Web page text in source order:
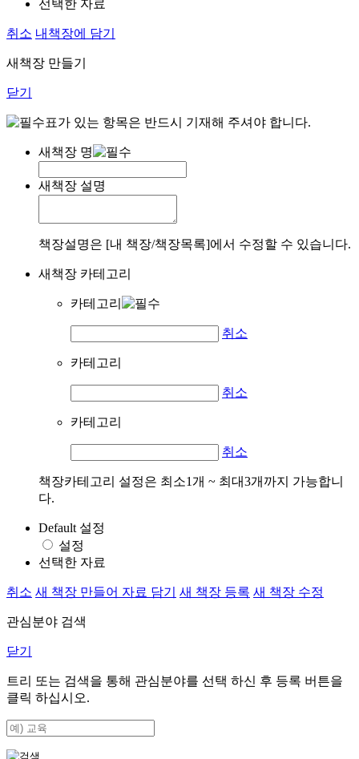
선택한 자료
취소 내책장에 담기
새책장 만들기
닫기
표가 있는 항목은 반드시 기재해 주셔야 합니다.
새책장 명
새책장 설명
책장설명은 [내 책장/책장목록]에서 수정할 수 있습니다.
새책장 카테고리
카테고리
취소
카테고리
취소
카테고리
취소
책장카테고리 설정은 최소1개 ~ 최대3개까지 가능합니
다.
Default 설정
설정
선택한 자료
취소 새 책장 만들어 자료 담기 새 책장 등록 새 책장 수정
관심분야 검색
닫기
트리 또는 검색을 통해 관심분야를 선택 하신 후 등록 버튼을
클릭 하십시오.